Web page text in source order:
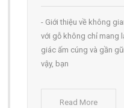
- Giới thiệu về không
với gỗ không chỉ mang
giác ấm cúng và gần
vậy, bạn
Read More